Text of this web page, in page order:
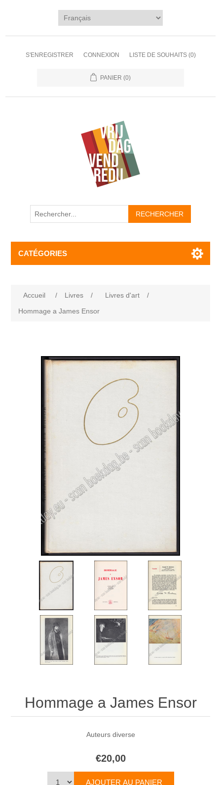
S'ENREGISTRER CONNEXION LISTE DE SOUHAITS (0)
PANIER (0)
CATÉGORIES
Accueil / Livres / Livres d'art
/
Hommage a James Ensor
Hommage a James Ensor
Auteurs diverse
€20,00